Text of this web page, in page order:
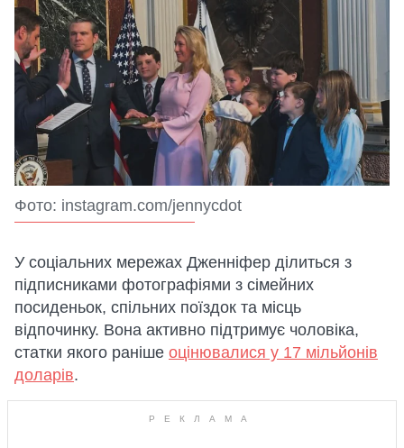
Фото: instagram.com/jennycdot
У соціальних мережах Дженніфер ділиться з
підписниками фотографіями з сімейних
посиденьок, спільних поїздок та місць
відпочинку. Вона активно підтримує чоловіка,
статки якого раніше оцінювалися у 17 мільйонів
доларів.